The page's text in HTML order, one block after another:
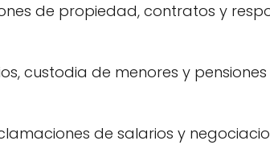
de propiedad, contratos y
custodia de menores y pensiones
de salarios y